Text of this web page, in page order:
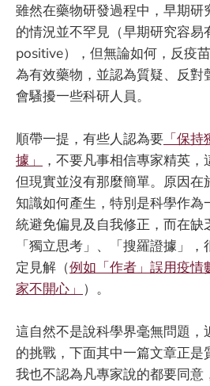
雖然在藥物研發過程中，早期研
的情況並不罕見（早期研究容易
positive），但無論如何，反疫
為有效藥物，並認為質疑、反對
會騷擾一些科研人員。
順帶一提，有些人認為要 「保
據」
，不要凡事相信專家精英，
但現實並沒有那麼簡單。原因在
知識如何產生，特別是科學作為
統避免偏見及自我修正，而在缺
「獨立思考」、「搜羅證據」
定見解（例如「作者」誤用疫情
家不開心」 ）。
這自然不是說科學界毫無問題，
的挑戰，下面其中一篇文章正是
我也不認為凡專家說的都要同意